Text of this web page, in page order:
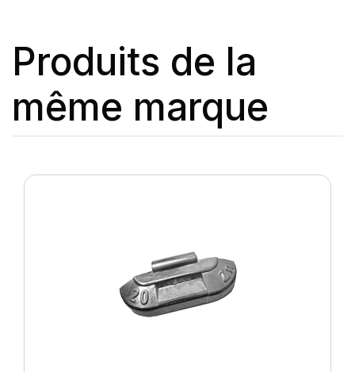
Produits de la
même marque